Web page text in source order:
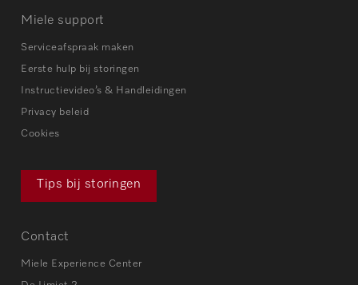
Miele support
Serviceafspraak maken
Eerste hulp bij storingen
Instructievideo’s & Handleidingen
Privacy beleid
Cookies
Tips bij storingen
Contact
Miele Experience Center